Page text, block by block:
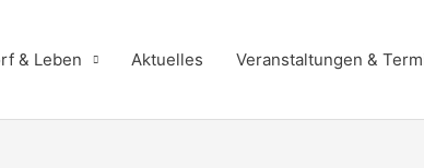
& Leben Aktuelles Veranstaltungen &